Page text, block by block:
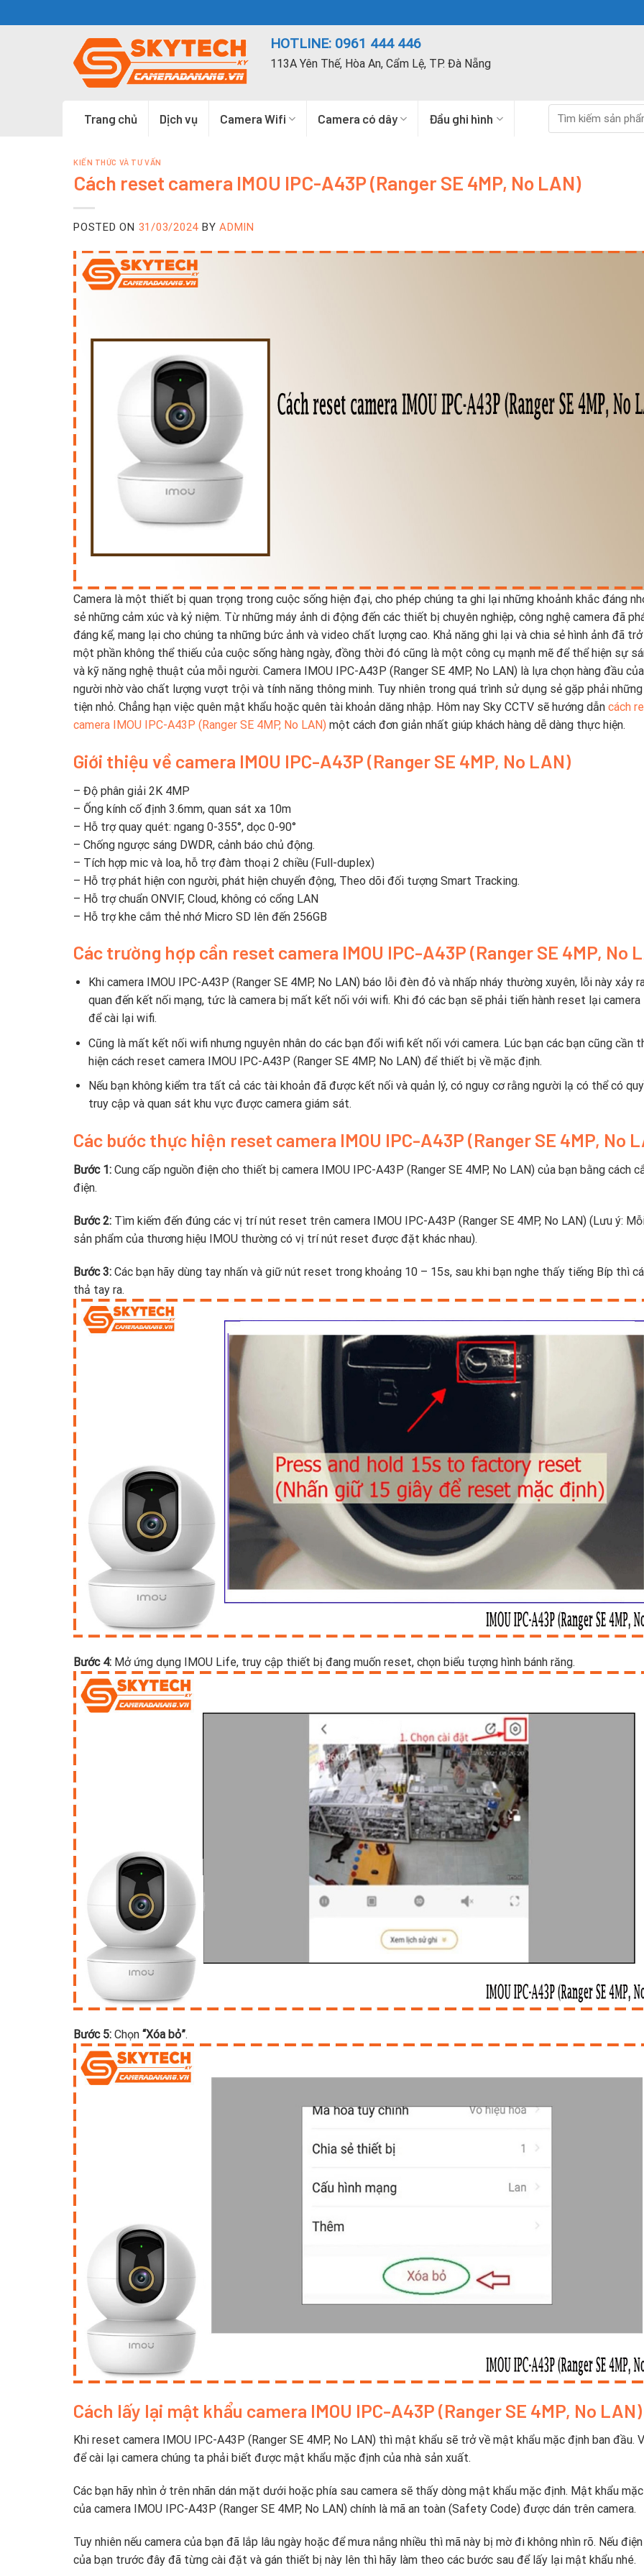
to
HOTLINE: 0961 444 446
113A Yên Thế, Hòa An, Cẩm Lệ, TP. Đà Nẵng
Trang chủ Dịch vụ Camera Wifi Camera có dây Đầu ghi hình
kiếm:
KIẾN THỨC VÀ TƯ VẤN
Cách reset camera IMOU IPC-A43P (Ranger SE 4MP, No LAN)
POSTED ON 31/03/2024 BY ADMIN
Camera là một thiết bị quan trọng trong cuộc sống hiện đại, cho phép chúng ta ghi lại những khoảnh khắc đáng
sẻ những cảm xúc và kỷ niệm. Từ những máy ảnh di động đến các thiết bị chuyên nghiệp, công nghệ camera đã
đáng kể, mang lại cho chúng ta những bức ảnh và video chất lượng cao. Khả năng ghi lại và chia sẻ hình ảnh đã
một phần không thể thiếu của cuộc sống hàng ngày, đồng thời đó cũng là một công cụ mạnh mẽ để thể hiện sự
và kỹ năng nghệ thuật của mỗi người. Camera IMOU IPC-A43P (Ranger SE 4MP, No LAN) là lựa chọn hàng đầu
người nhờ vào chất lượng vượt trội và tính năng thông minh. Tuy nhiên trong quá trình sử dụng sẻ gặp phải
tiện nhỏ. Chẳng hạn việc quên mật khẩu hoặc quên tài khoản dăng nhập. Hôm nay Sky CCTV sẽ hướng dẫn cách
camera IMOU IPC-A43P (Ranger SE 4MP, No LAN) một cách đơn giản nhất giúp khách hàng dễ dàng thực hiện.
Giới thiệu về camera IMOU IPC-A43P (Ranger SE 4MP, No LAN)
– Độ phân giải 2K 4MP
– Ống kính cố định 3.6mm, quan sát xa 10m
– Hỗ trợ quay quét: ngang 0-355°, dọc 0-90°
– Chống ngược sáng DWDR, cảnh báo chủ động.
– Tích hợp mic và loa, hỗ trợ đàm thoại 2 chiều (Full-duplex)
– Hỗ trợ phát hiện con người, phát hiện chuyển động, Theo dõi đối tượng Smart Tracking.
– Hỗ trợ chuẩn ONVIF, Cloud, không có cổng LAN
– Hỗ trợ khe cắm thẻ nhớ Micro SD lên đến 256GB
Các trường hợp cần reset camera IMOU IPC-A43P (Ranger SE 4MP, No
Khi camera IMOU IPC-A43P (Ranger SE 4MP, No LAN) báo lỗi đèn đỏ và nhấp nháy thường xuyên, lỗi này xảy
quan đến kết nối mạng, tức là camera bị mất kết nối với wifi. Khi đó các bạn sẽ phải tiến hành reset lại camera
để cài lại wifi.
Cũng là mất kết nối wifi nhưng nguyên nhân do các bạn đổi wifi kết nối với camera. Lúc bạn các bạn cũng cần
hiện cách reset camera IMOU IPC-A43P (Ranger SE 4MP, No LAN) để thiết bị về mặc định.
Nếu bạn không kiểm tra tất cả các tài khoản đã được kết nối và quản lý, có nguy cơ rằng người lạ có thể có
truy cập và quan sát khu vực được camera giám sát.
Các bước thực hiện reset camera IMOU IPC-A43P (Ranger SE 4MP, No
Bước 1: Cung cấp nguồn điện cho thiết bị camera IMOU IPC-A43P (Ranger SE 4MP, No LAN) của bạn bằng cách
điện.
Bước 2: Tìm kiếm đến đúng các vị trí nút reset trên camera IMOU IPC-A43P (Ranger SE 4MP, No LAN) (Lưu ý:
sản phẩm của thương hiệu IMOU thường có vị trí nút reset được đặt khác nhau).
Bước 3: Các bạn hãy dùng tay nhấn và giữ nút reset trong khoảng 10 – 15s, sau khi bạn nghe thấy tiếng Bíp thì
thả tay ra.
Bước 4: Mở ứng dụng IMOU Life, truy cập thiết bị đang muốn reset, chọn biểu tượng hình bánh răng.
Bước 5: Chọn “Xóa bỏ”.
Cách lấy lại mật khẩu camera IMOU IPC-A43P (Ranger SE 4MP, No LAN)
Khi reset camera IMOU IPC-A43P (Ranger SE 4MP, No LAN) thì mật khẩu sẽ trở về mật khẩu mặc định ban đầu.
để cài lại camera chúng ta phải biết được mật khẩu mặc định của nhà sản xuất.
Các bạn hãy nhìn ở trên nhãn dán mặt dưới hoặc phía sau camera sẽ thấy dòng mật khẩu mặc định. Mật khẩu
của camera IMOU IPC-A43P (Ranger SE 4MP, No LAN) chính là mã an toàn (Safety Code) được dán trên camera.
Tuy nhiên nếu camera của bạn đã lắp lâu ngày hoặc để mưa nắng nhiều thì mã này bị mờ đi không nhìn rõ. Nếu
của bạn trước đây đã từng cài đặt và gán thiết bị này lên thì hãy làm theo các bước sau để lấy lại mật khẩu nhé.